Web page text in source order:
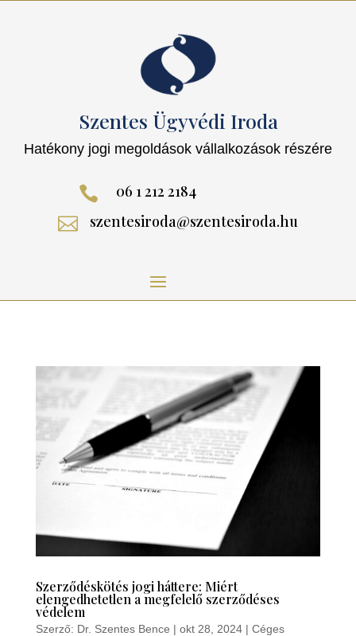
Szentes Ügyvédi Iroda
Hatékony jogi megoldások vállalkozások részére
 06 1 212 2184
 szentesiroda@szentesiroda.hu
Szerződéskötés jogi háttere: Miért
elengedhetetlen a megfelelő szerződéses
védelem
Szerző: Dr. Szentes Bence | okt 28, 2024| Céges